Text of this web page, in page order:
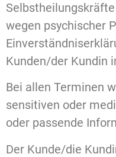
wegen psychischer
Kunden/der Kundin
Bei allen Terminen
sensitiven oder
oder passende
Der Kunde/die